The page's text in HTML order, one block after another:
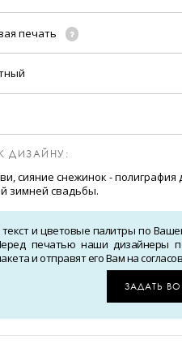
печать
ДИЗАЙНУ:
сияние снежинок - полиграфия
зимней свадьбы.
и цветовые палитры по
печатью наши дизайнеры
и отправят его Вам на
ЗАДАТЬ